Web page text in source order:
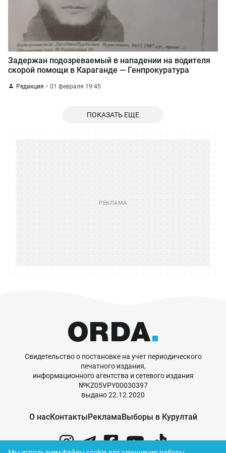
Задержан подозреваемый в нападении на водителя
скорой помощи в Караганде — Генпрокуратура
Редакция 01 февраля 19:45
ПОКАЗАТЬ ЕЩЕ
Свидетельство о постановке на учет периодического
печатного издания,
информационного агентства и сетевого издания
№KZ05VPY00030397
выдано 22.12.2020
О насКонтактыРекламаВыборы в Курултай